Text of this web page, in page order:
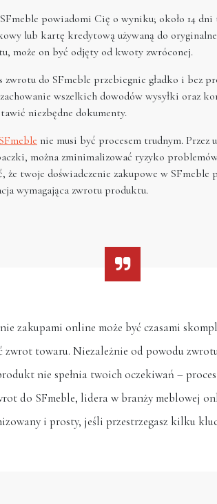
powiadomi Cię o wyniku; około 14
lub kartę kredytową używaną do
może on być odjęty od kwoty zwróconej.
do SFmeble przebiegnie gładko i bez
wszelkich dowodów wysyłki oraz
niezbędne dokumenty.
nie musi być procesem trudnym.
można zminimalizować ryzyko
że twoje doświadczenie zakupowe w
wymagająca zwrotu produktu.
zakupami online może być czasami
zwrot towaru. Niezależnie od powodu
nie spełnia twoich oczekiwań –
do SFmeble, lidera w branży meblowej
i prosty, jeśli przestrzegasz kilku